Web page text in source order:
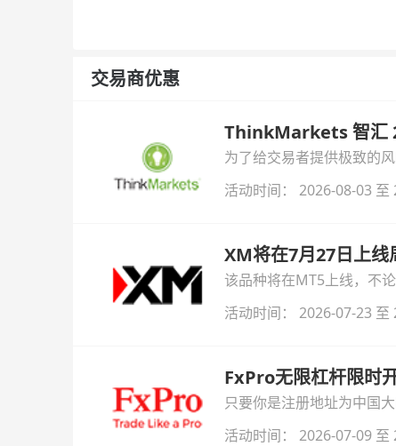
交易商优惠
ThinkMarkets 智汇
为了给交易者提供极致的
与白银交易！本文将为您
活动时间： 2026-08-03 至
XM将在7月27日上
该品种将在MT5上线，不
活动时间： 2026-07-23 至
FxPro无限杠杆限时
只要你是注册地址为中国
自动解锁无限倍杠杆福利
活动时间： 2026-07-09 至